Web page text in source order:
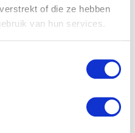
of die ze hebben
van hun services.